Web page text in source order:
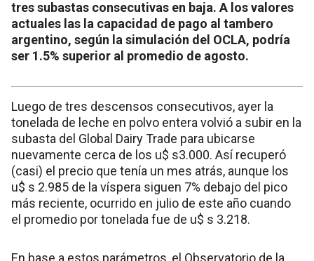
tres subastas consecutivas en baja. A los valores
actuales las la capacidad de pago al tambero
argentino, según la simulación del OCLA, podría
ser 1.5% superior al promedio de agosto.
Luego de tres descensos consecutivos, ayer la
tonelada de leche en polvo entera volvió a subir en la
subasta del Global Dairy Trade para ubicarse
nuevamente cerca de los u$ s3.000. Así recuperó
(casi) el precio que tenía un mes atrás, aunque los
u$ s 2.985 de la víspera siguen 7% debajo del pico
más reciente, ocurrido en julio de este año cuando
el promedio por tonelada fue de u$ s 3.218.
En base a estos parámetros, el Observatorio de la